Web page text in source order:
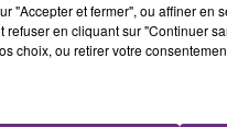
et en
pour exercer un
du coeur.
"Accepter et fermer", ou affiner
refuser en cliquant sur "Continuer
choix, ou retirer votre